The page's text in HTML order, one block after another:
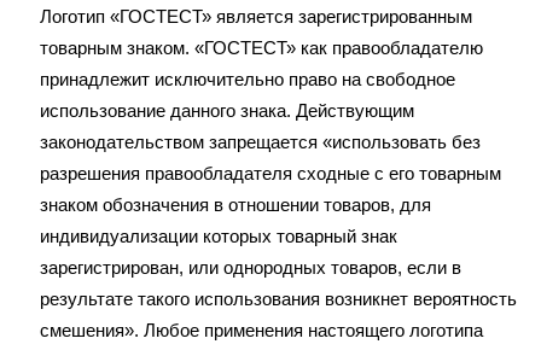
Логотип «ГОСТЕСТ» является зарегистрированным
товарным знаком. «ГОСТЕСТ» как правообладателю
принадлежит исключительно право на свободное
использование данного знака. Действующим
законодательством запрещается «использовать без
разрешения правообладателя сходные с его товарным
знаком обозначения в отношении товаров, для
индивидуализации которых товарный знак
зарегистрирован, или однородных товаров, если в
результате такого использования возникнет вероятность
смешения». Любое применения настоящего логотипа